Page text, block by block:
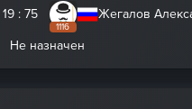
19 : 75
1116
Жегалов
Не назначен